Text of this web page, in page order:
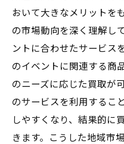
おいて大きなメリットを
の市場動向を深く理解し
ントに合わせたサービス
のイベントに関連する商
のニーズに応じた買取が
のサービスを利用するこ
しやすくなり、結果的に
きます。こうした地域市